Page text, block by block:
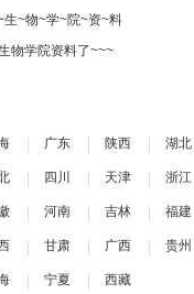
~物~学~院~资~料
物学院资料了~~~
广东 陕西 湖北
四川 天津 浙江
河南 吉林 福建
甘肃 广西 贵州
宁夏 西藏